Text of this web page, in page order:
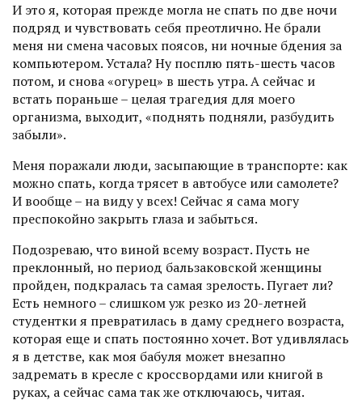
И это я, которая прежде могла не спать по две ночи
подряд и чувствовать себя преотлично. Не брали
меня ни смена часовых поясов, ни ночные бдения за
компьютером. Устала? Ну посплю пять-шесть часов
потом, и снова «огурец» в шесть утра. А сейчас и
встать пораньше – целая трагедия для мое­го
организма, выходит, «поднять подняли, разбудить
забыли».
Меня поражали люди, засыпаю­щие в транспорте: как
можно спать, когда трясет в автобусе или самолете?
И вообще – на виду у всех! Сейчас я сама могу
преспокойно закрыть глаза и забыться.
Подозреваю, что виной всему возраст. Пусть не
преклонный, но период бальзаковской женщины
пройден, подкралась та самая зрелость. Пугает ли?
Есть немного – слишком уж резко из 20-летней
студентки я превратилась в даму среднего возраста,
которая еще и спать постоянно хочет. Вот удивлялась
я в детстве, как моя бабуля может внезапно
задремать в крес­ле с кроссвордами или книгой в
руках, а сейчас сама так же отключаюсь, читая.